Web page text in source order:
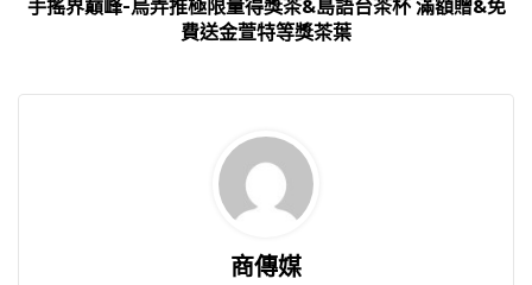
手搖界巔峰-烏弄推極限量得獎茶&島語台茶杯 滿額贈&免
費送金萱特等獎茶葉
商傳媒